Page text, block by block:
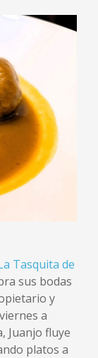
Tasquita de
sus bodas
y
a
Juanjo fluye
platos a